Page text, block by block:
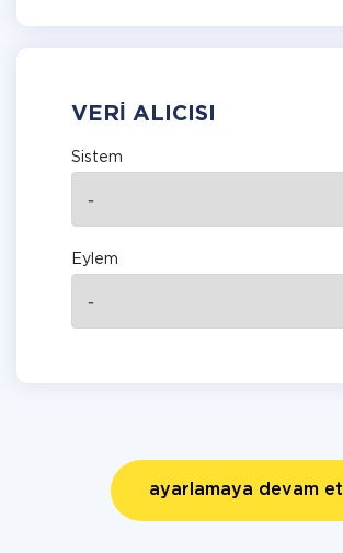
VERI ALICISI
Sistem
Eylem
ayarlamaya devam et